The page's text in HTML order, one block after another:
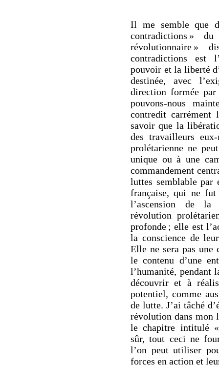
Il me semble que
contradictions »
révolutionnaire »
contradictions est
pouvoir et la liberté
destinée, avec
direction formée
pouvons-nous
contredit
savoir que la
des travailleurs
prolétarienne ne
unique ou à une
commandement
luttes semblable par
française, qui ne fut
l’ascension de
révolution
profonde ; elle est
la conscience de
Elle ne sera pas une
le contenu d’une
l’humanité, pendant
découvrir et à
potentiel, comme
de lutte. J’ai tâché
révolution dans
le chapitre intitulé
sûr, tout ceci ne
l’on peut utiliser
forces en action et